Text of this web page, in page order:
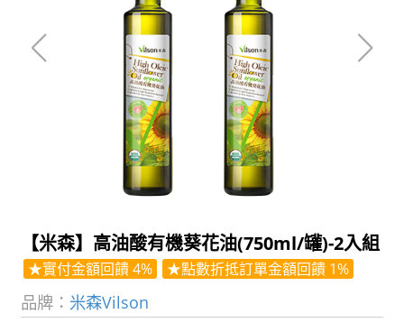
【米森】高油酸有機葵花油(750ml/罐)-2入組
★實付金額回饋 4% ★點數折抵訂單金額回饋 1%
品牌： 米森Vilson